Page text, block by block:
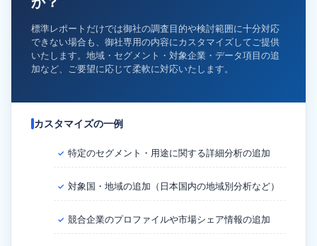
標準レポートだけでは御社の調査目的や検討範囲に十分対応
できない場合も、御社専用の内容にカスタマイズしてご提供
いたします。地域・セグメント・対象企業・データ項目の追
加など、ご要望に応じて柔軟に対応いたします。
カスタマイズの一例
✓ 特定のセグメント・用途に関する詳細分析の追加
✓ 対象国・地域の追加（日本国内の地域別分析など）
✓ 競合企業のプロファイルや市場シェア情報の追加